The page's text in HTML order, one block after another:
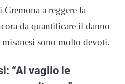
a reggere la
da quantificare il danno
sono molto devoti.
“Al vaglio le